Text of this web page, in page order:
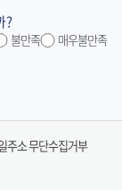
?
불만족 매우불만족
주소 무단수집거부